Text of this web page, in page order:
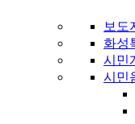
보도
화성
시민
시민